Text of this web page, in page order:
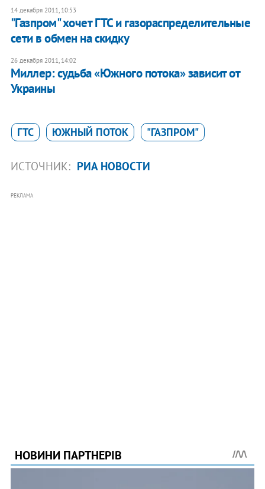
14 декабря 2011, 10:53
"Газпром" хочет ГТС и газораспределительные
сети в обмен на скидку
26 декабря 2011, 14:02
​Миллер: судьба «Южного потока» зависит от
Украины
ГТС ЮЖНЫЙ ПОТОК "ГАЗПРОМ"
ИСТОЧНИК: РИА НОВОСТИ
РЕКЛАМА